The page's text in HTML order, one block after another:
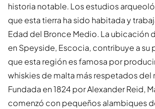
historia notable. Los estudios
que esta tierra ha sido habitada y
Edad del Bronce Medio. La ubicación
en Speyside, Escocia, contribuye a su
que esta región es famosa por
whiskies de malta más respetados del
Fundada en 1824 por Alexander Reid,
comenzó con pequeños alambiques